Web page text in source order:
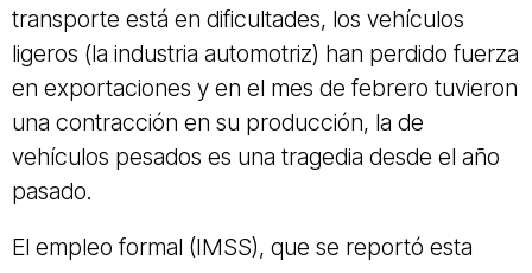
transporte está en dificultades, los vehículos
ligeros (la industria automotriz) han perdido fuerza
en exportaciones y en el mes de febrero tuvieron
una contracción en su producción, la de
vehículos pesados es una tragedia desde el año
pasado.
El empleo formal (IMSS), que se reportó esta